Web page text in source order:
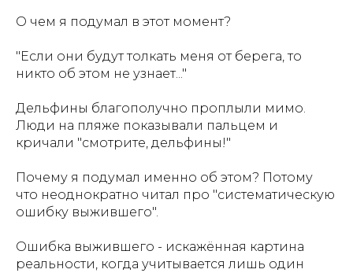
О чем я подумал в этот момент?
"Если они будут толкать меня от берега, то
никто об этом не узнает..."
Дельфины благополучно проплыли мимо.
Люди на пляже показывали пальцем и
кричали "смотрите, дельфины!"
Почему я подумал именно об этом? Потому
что неоднократно читал про "систематическую
ошибку выжившего".
Ошибка выжившего - искажённая картина
реальности, когда учитывается лишь один